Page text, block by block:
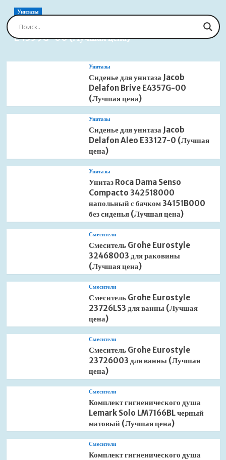
Унитазы
Сиденье для унитаза Jacob Delafon Brive
E4359G-00 (Лучшая цена)
Унитазы
Сиденье для унитаза Jacob
Delafon Brive E4357G-00
(Лучшая цена)
Унитазы
Сиденье для унитаза Jacob
Delafon Aleo E33127-0 (Лучшая
цена)
Унитазы
Унитаз Roca Dama Senso
Compacto 342518000
напольный с бачком 34151B000
без сиденья (Лучшая цена)
Смесители
Смеситель Grohe Eurostyle
32468003 для раковины
(Лучшая цена)
Смесители
Смеситель Grohe Eurostyle
23726LS3 для ванны (Лучшая
цена)
Смесители
Смеситель Grohe Eurostyle
23726003 для ванны (Лучшая
цена)
Смесители
Комплект гигиенического душа
Lemark Solo LM7166BL черный
матовый (Лучшая цена)
Смесители
Комплект гигиенического душа